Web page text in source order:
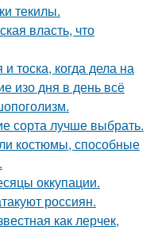
текилы.
власть, что
тоска, когда дела на
изо дня в день всё
сорта лучше выбрать.
костюмы, способные
оккупации.
россиян.
как лерчек,